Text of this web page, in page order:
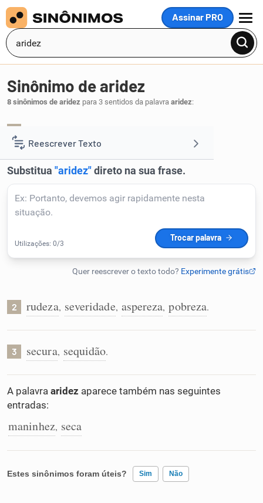
Assinar PRO
MENU
Reescrever Texto
Resumir Texto
Corrigir Texto
Detector de IA
Humanizador de IA
Conexões
Caça-palavras
Dicionário
Sinônimo de aridez
8 sinônimos de aridez para 3 sentidos da palavra aridez:
2 rudeza, severidade, aspereza, pobreza.
3 secura, sequidão.
A palavra aridez aparece também nas seguintes
entradas:
maninhez, seca
Estes sinônimos foram úteis? Sim Não